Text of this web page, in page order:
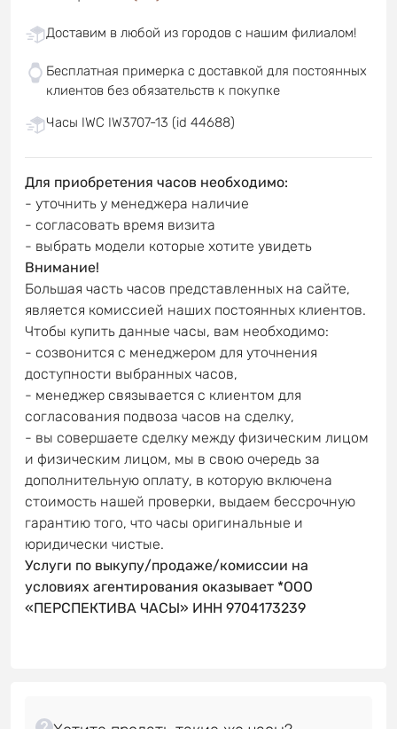
Доставим в любой из городов с нашим филиалом!
Бесплатная примерка с доставкой для постоянных
клиентов без обязательств к покупке
Часы IWC IW3707-13 (id 44688)
Для приобретения часов необходимо:
- уточнить у менеджера наличие
- согласовать время визита
- выбрать модели которые хотите увидеть
Внимание!
Большая часть часов представленных на сайте,
является комиссией наших постоянных клиентов.
Чтобы купить данные часы, вам необходимо:
- созвонится с менеджером для уточнения
доступности выбранных часов,
- менеджер связывается с клиентом для
согласования подвоза часов на сделку,
- вы совершаете сделку между физическим лицом
и физическим лицом, мы в свою очередь за
дополнительную оплату, в которую включена
стоимость нашей проверки, выдаем бессрочную
гарантию того, что часы оригинальные и
юридически чистые.
Услуги по выкупу/продаже/комиссии на
условиях агентирования оказывает *ООО
«ПЕРСПЕКТИВА ЧАСЫ» ИНН 9704173239